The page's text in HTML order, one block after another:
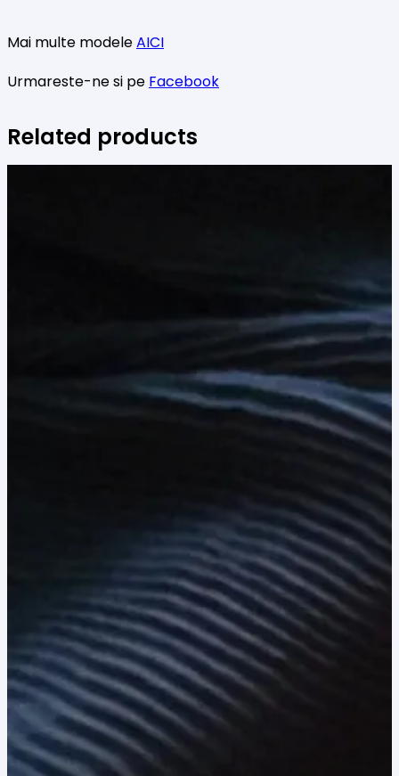
Mai multe modeleAICI
Urmareste-ne si pe Facebook
Related products